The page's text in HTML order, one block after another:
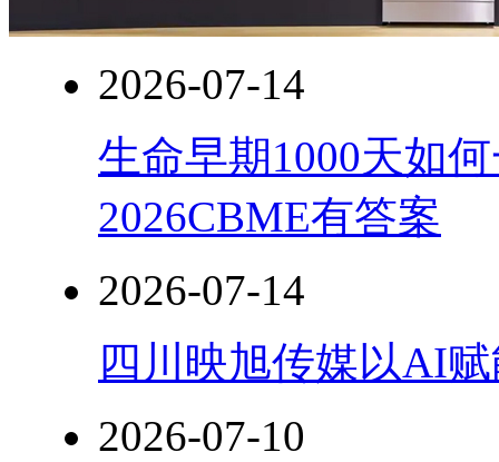
2026-07-14
生命早期1000天如
2026CBME有答案
2026-07-14
四川映旭传媒以AI
2026-07-10